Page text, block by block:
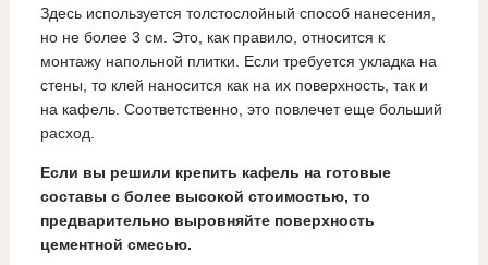
Здесь используется толстослойный способ нанесения,
но не более 3 см. Это, как правило, относится к
монтажу напольной плитки. Если требуется укладка на
стены, то клей наносится как на их поверхность, так и
на кафель. Соответственно, это повлечет еще больший
расход.
Если вы решили крепить кафель на готовые
составы с более высокой стоимостью, то
предварительно выровняйте поверхность
цементной смесью.